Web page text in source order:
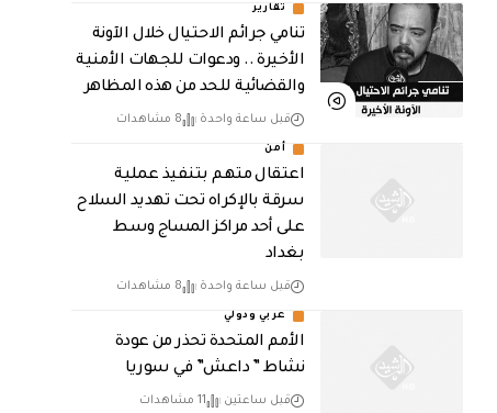
تقارير
تنامي جرائم الاحتيال خلال الآونة
الأخيرة .. ودعوات للجهات الأمنية
والقضائية للحد من هذه المظاهر
قبل ساعة واحدة 8 مشاهدات
أمن
اعتقال متهم بتنفيذ عملية
سرقة بالإكراه تحت تهديد السلاح
على أحد مراكز المساج وسط
بغداد
قبل ساعة واحدة 8 مشاهدات
عربي ودولي
الأمم المتحدة تحذر من عودة
نشاط ” داعش” في سوريا
قبل ساعتين 11 مشاهدات